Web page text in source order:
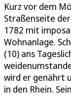
Kurz vor dem
Straßenseite
1782 mit
Wohnanlage.
(10) ans
wird er genährt
in den Rhein.